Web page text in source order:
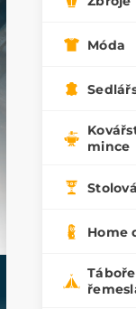
Móda
mince
Home